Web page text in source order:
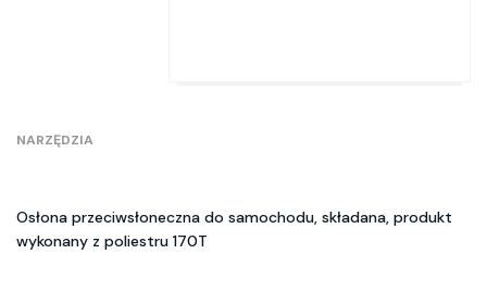
NARZĘDZIA
Osłona przeciwsłoneczna do samochodu, składana, produkt
wykonany z poliestru 170T